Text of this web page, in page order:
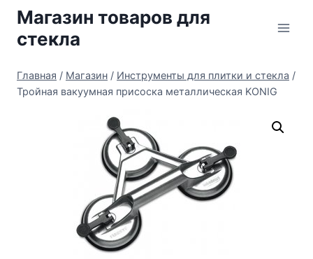
Перейти
содержимому
Магазин товаров для
стекла
Главная / Магазин / Инструменты для плитки и стекла /
Тройная вакуумная присоска металлическая KONIG